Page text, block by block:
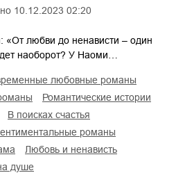
10.12.2023 02:20
«От любви до ненависти – один
наоборот? У Наоми…
любовные романы
романтические истории
в поисках счастья
сентиментальные романы
любовь и ненависть
душе